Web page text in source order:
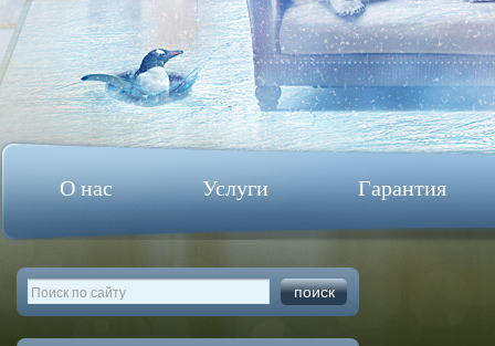
О нас Услуги Гарантия